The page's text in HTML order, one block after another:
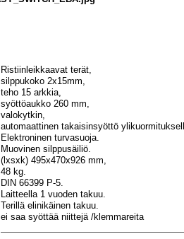
Ristiinleikkaavat terät,
silppukoko 2x15mm,
teho 15 arkkia,
syöttöaukko 260 mm,
valokytkin,
automaattinen takaisinsyöttö
Elektroninen turvasuoja.
Muovinen silppusäiliö.
(lxsxk) 495x470x926 mm,
48 kg.
DIN 66399 P-5.
Laitteella 1 vuoden takuu.
Terillä elinikäinen takuu.
ei saa syöttää niittejä /klemmareita